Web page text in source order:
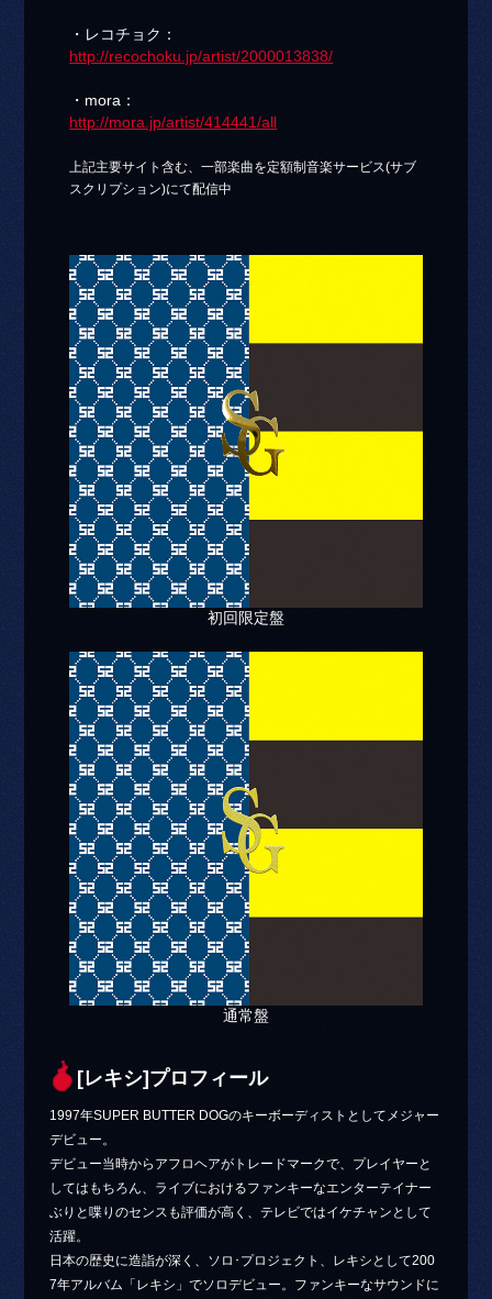
・レコチョク：
http://recochoku.jp/artist/2000013838/
・mora：
http://mora.jp/artist/414441/all
上記主要サイト含む、一部楽曲を定額制音楽サービス(サブ
スクリプション)にて配信中
初回限定盤
通常盤
[レキシ]プロフィール
1997年SUPER BUTTER DOGのキーボーディストとしてメジャー
デビュー。
デビュー当時からアフロヘアがトレードマークで、プレイヤーと
してはもちろん、ライブにおけるファンキーなエンターテイナー
ぶりと喋りのセンスも評価が高く、テレビではイケチャンとして
活躍。
日本の歴史に造詣が深く、ソロ･プロジェクト、レキシとして200
7年アルバム「レキシ」でソロデビュー。ファンキーなサウンドに